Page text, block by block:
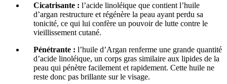
Cicatrisante : l’acide linoléique que contient l’huile
d’argan restructure et régénère la peau ayant perdu sa
tonicité, ce qui lui confère un pouvoir de lutte contre le
vieillissement cutané.
Pénétrante : l’huile d’Argan renferme une grande quantité
d’acide linoléique, un corps gras similaire aux lipides de la
peau qui pénètre facilement et rapidement. Cette huile ne
reste donc pas brillante sur le visage.